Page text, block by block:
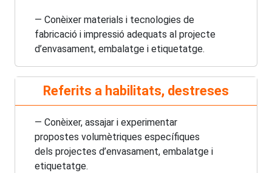
— Conèixer materials i tecnologies de
fabricació i impressió adequats al projecte
d’envasament, embalatge i etiquetatge.
Referits a habilitats, destreses
— Conèixer, assajar i experimentar
propostes volumètriques específiques
dels projectes d’envasament, embalatge i
etiquetatge.